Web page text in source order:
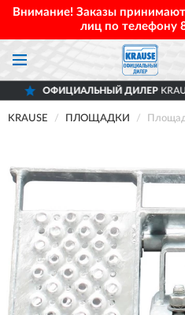
Внимание! Заказы
лиц по телефону
ДИЛЕРKRAUSE В РОССИИ
KRAUSE ПЛОЩАДКИ